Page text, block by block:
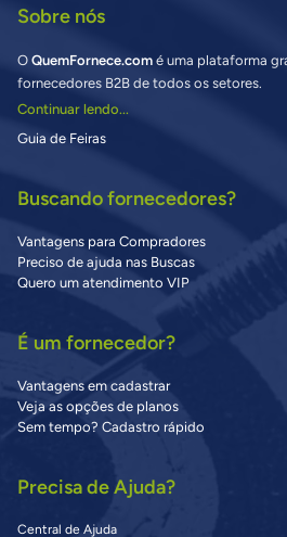
Sobre nós
O QuemFornece.com é uma plataforma
fornecedores B2B de todos os setores.
Continuar lendo...
Guia de Feiras
Buscando fornecedores?
Vantagens para Compradores
Preciso de ajuda nas Buscas
Quero um atendimento VIP
É um fornecedor?
Vantagens em cadastrar
Veja as opções de planos
Sem tempo? Cadastro rápido
Precisa de Ajuda?
Central de Ajuda